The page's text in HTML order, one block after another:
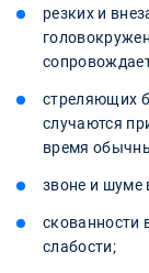
резких и
стреляющих
случаются
время
звоне и шуме
скованности
слабости;